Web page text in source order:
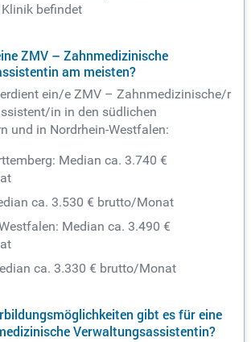
befindet
ZMV – Zahnmedizinische
am meisten?
ein/e ZMV – Zahnmedizinische/r
in in den südlichen
und in Nordrhein-Westfalen:
Median ca. 3.740 €
ca. 3.530 € brutto/Monat
Median ca. 3.490 €
ca. 3.330 € brutto/Monat
gibt es für eine
Verwaltungsassistentin?